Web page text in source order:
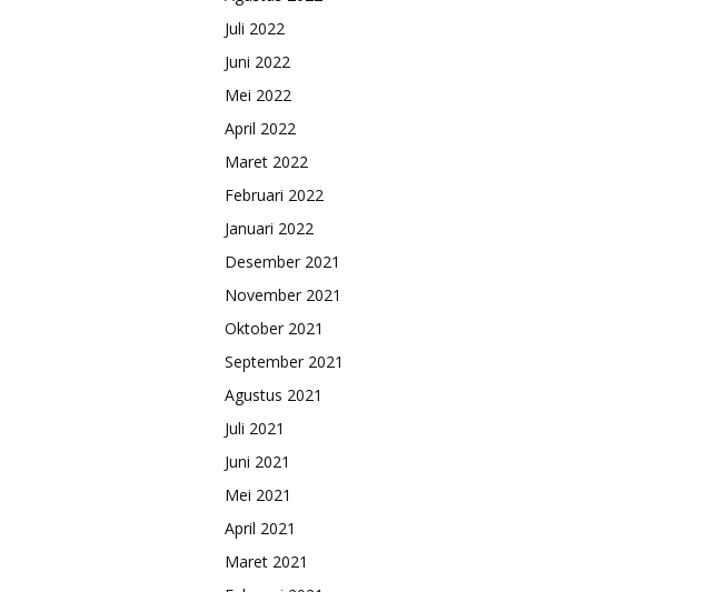
Juli 2022
Juni 2022
Mei 2022
April 2022
Maret 2022
Februari 2022
Januari 2022
Desember 2021
November 2021
Oktober 2021
September 2021
Agustus 2021
Juli 2021
Juni 2021
Mei 2021
April 2021
Maret 2021